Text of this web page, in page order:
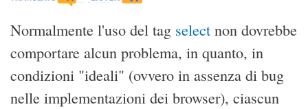
Normalmente l'uso del tag select non dovrebbe
comportare alcun problema, in quanto, in
condizioni "ideali" (ovvero in assenza di bug
nelle implementazioni dei browser), ciascun